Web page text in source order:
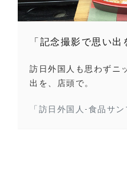
「記念撮影で思い出
訪日外国人も思わずニ
出を、店頭で。
「訪日外国人-食品サ